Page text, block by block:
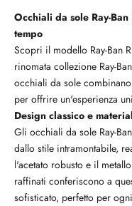
Occhiali da sole Ray-
tempo
Scopri il modello Ray-Ban
rinomata collezione Ray-
occhiali da sole
per offrire un'esperienza
Design classico e
Gli occhiali da sole Ray-
dallo stile intramontabile,
l'acetato robusto e il
raffinati conferiscono a
sofisticato, perfetto per